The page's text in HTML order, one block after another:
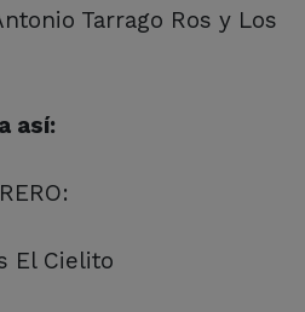
Tarrago Ros y Los
así:
El Cielito